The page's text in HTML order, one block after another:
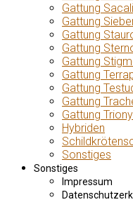
Gattung
Gattung
Gattung
Gattung
Gattung
Gattung
Gattung
Gattung
Gattung
Hybriden
Sonstiges
Sonstiges
Impressum